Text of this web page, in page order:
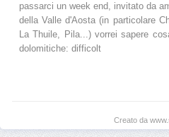
passarci un week end, invitato da
della Valle d'Aosta (in particolare
La Thuile, Pila...) vorrei sapere
dolomitiche: difficolt
Creato da